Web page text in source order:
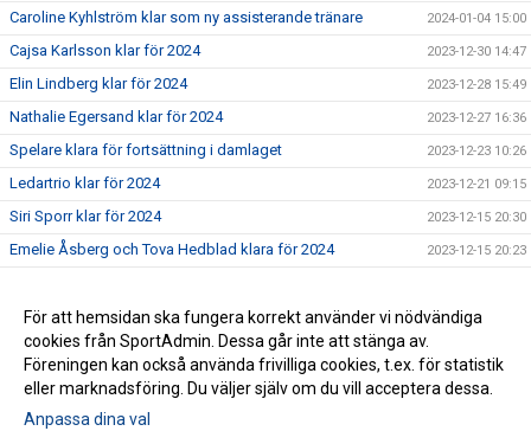
Caroline Kyhlström klar som ny assisterande tränare 2024-01-04 15:00
Cajsa Karlsson klar för 2024 2023-12-30 14:47
Elin Lindberg klar för 2024 2023-12-28 15:49
Nathalie Egersand klar för 2024 2023-12-27 16:36
Spelare klara för fortsättning i damlaget 2023-12-23 10:26
Ledartrio klar för 2024 2023-12-21 09:15
Siri Sporr klar för 2024 2023-12-15 20:30
Emelie Åsberg och Tova Hedblad klara för 2024 2023-12-15 20:23
William Karlsson ny damtränare 2023-11-07 10:37
William Karlsson tar över som huvudtränare för damlaget 2023-11-06 14:03
För att hemsidan ska fungera korrekt använder vi nödvändiga
cookies från SportAdmin. Dessa går inte att stänga av.
Föreningen kan också använda frivilliga cookies, t.ex. för statistik
eller marknadsföring. Du väljer själv om du vill acceptera dessa.
Anpassa dina val